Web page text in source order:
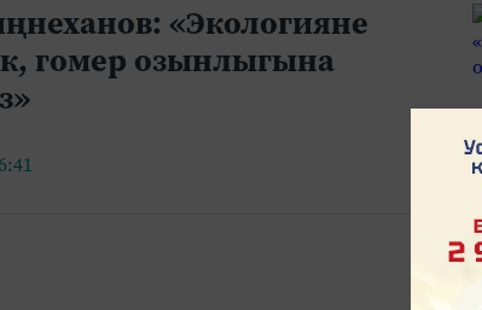
«Экологияне
гомер озынлыгына